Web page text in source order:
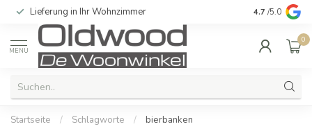
Lieferung in Ihr Wohnzimmer Qualität und
4.7 /5.0
MENU
0
Startseite / Schlagworte / bierbanken